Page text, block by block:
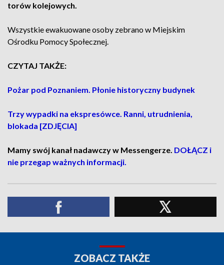
torów kolejowych.
Wszystkie ewakuowane osoby zebrano w Miejskim
Ośrodku Pomocy Społecznej.
CZYTAJ TAKŻE:
Pożar pod Poznaniem. Płonie historyczny budynek
Trzy wypadki na ekspresówce. Ranni, utrudnienia,
blokada [ZDJĘCIA]
Mamy swój kanał nadawczy w Messengerze. DOŁĄCZ i
nie przegap ważnych informacji.
ZOBACZ TAKŻE